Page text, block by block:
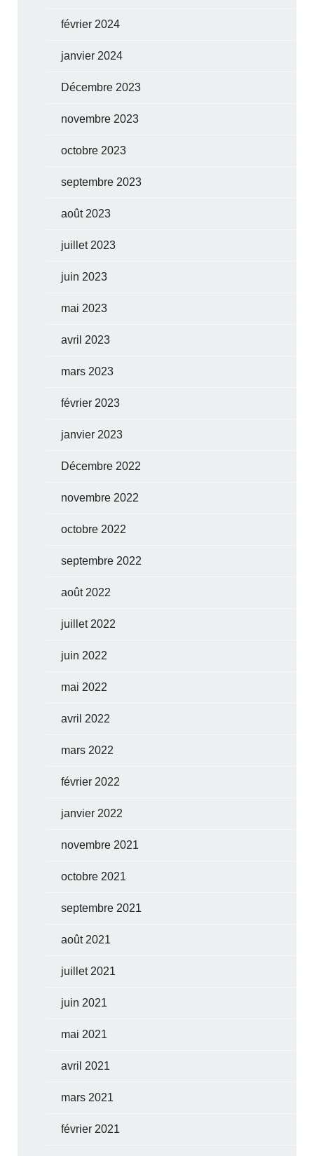
février 2024
janvier 2024
Décembre 2023
novembre 2023
octobre 2023
septembre 2023
août 2023
juillet 2023
juin 2023
mai 2023
avril 2023
mars 2023
février 2023
janvier 2023
Décembre 2022
novembre 2022
octobre 2022
septembre 2022
août 2022
juillet 2022
juin 2022
mai 2022
avril 2022
mars 2022
février 2022
janvier 2022
novembre 2021
octobre 2021
septembre 2021
août 2021
juillet 2021
juin 2021
mai 2021
avril 2021
mars 2021
février 2021